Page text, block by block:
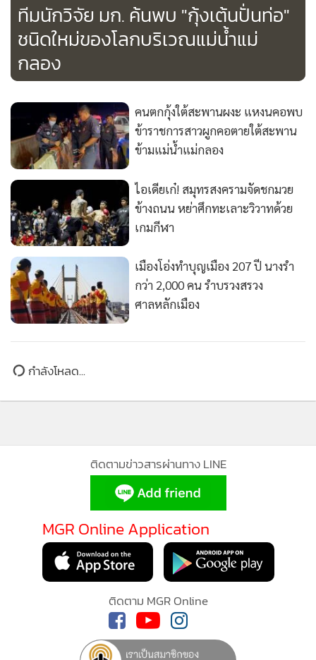
ทีมนักวิจัย มก. ค้นพบ "กุ้งเต้นปั่นท่อ"
ชนิดใหม่ของโลกบริเวณแม่น้ำแม่
กลอง
คนตกกุ้งใต้สะพานผงะ แหงนคอพบ
ข้าราชการสาวผูกคอตายใต้สะพาน
ข้ามแม่น้ำแม่กลอง
ไอเดียเก๋! สมุทรสงครามจัดชกมวย
ข้างถนน หย่าศึกทะเลาะวิวาทด้วย
เกมกีฬา
เมืองโอ่งทำบุญเมือง 207 ปี นางรำ
กว่า 2,000 คน รำบรวงสรวง
ศาลหลักเมือง
กำลังโหลด...
ติดตามข่าวสารผ่านทาง LINE
MGR Online Application
ติดตาม MGR Online